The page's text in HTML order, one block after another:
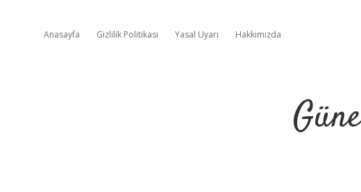
Anasayfa Gizlilik Politikası Yasal Uyarı Hakkımızda